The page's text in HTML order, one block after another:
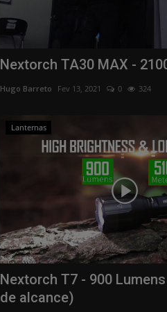
Nextorch TA30 MAX -
Hugo Barreto Fev 13, 2021 0 324
Lanternas
Nextorch T7 - 900
de alcance)